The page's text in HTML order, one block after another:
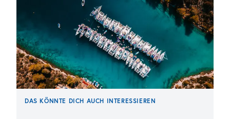
DAS KÖNNTE DICH AUCH INTERESSIEREN